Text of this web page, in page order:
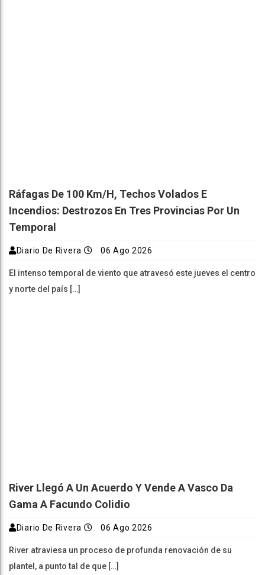
Ráfagas De 100 Km/h, Techos Volados E
Incendios: Destrozos En Tres Provincias Por Un
Temporal
Diario De Rivera 06 Ago 2026
El intenso temporal de viento que atravesó este jueves el centro
y norte del país […]
River Llegó A Un Acuerdo Y Vende A Vasco Da
Gama A Facundo Colidio
Diario De Rivera 06 Ago 2026
River atraviesa un proceso de profunda renovación de su
plantel, a punto tal de que […]